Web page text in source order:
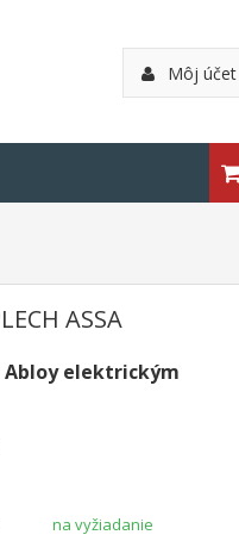
Môj účet
ASSA
Abloy elektrickým
na vyžiadanie